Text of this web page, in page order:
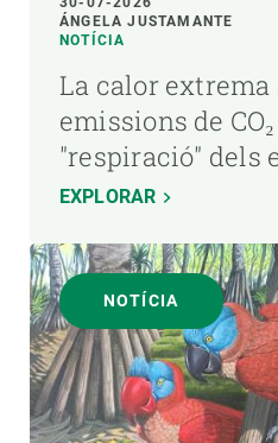
ÁNGELA JUSTAMANTE
NOTÍCIA
La calor extrema
emissions de
"respiració" dels
EXPLORAR
NOTÍCIA